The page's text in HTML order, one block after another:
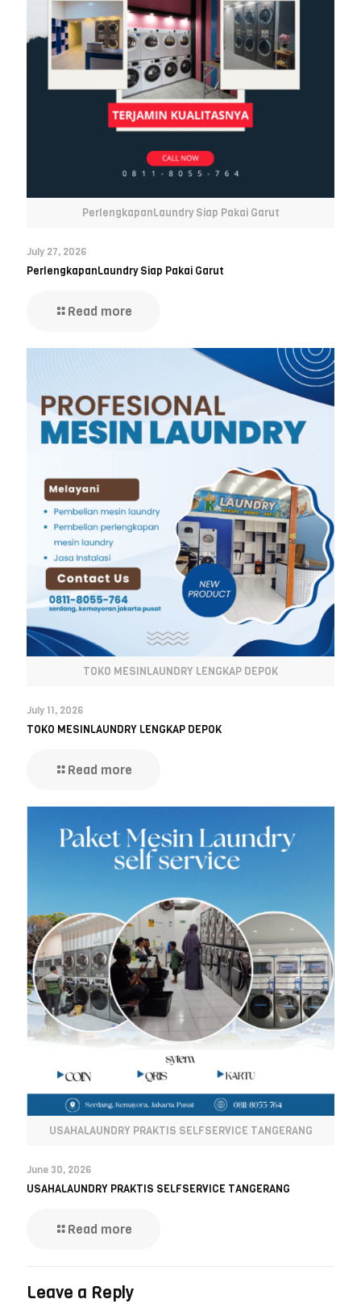
PerlengkapanLaundry Siap Pakai Garut
July 27, 2026
PerlengkapanLaundry Siap Pakai Garut
Read more
TOKO MESINLAUNDRY LENGKAP DEPOK
July 11, 2026
TOKO MESINLAUNDRY LENGKAP DEPOK
Read more
USAHALAUNDRY PRAKTIS SELFSERVICE TANGERANG
June 30, 2026
USAHALAUNDRY PRAKTIS SELFSERVICE TANGERANG
Read more
Leave a Reply